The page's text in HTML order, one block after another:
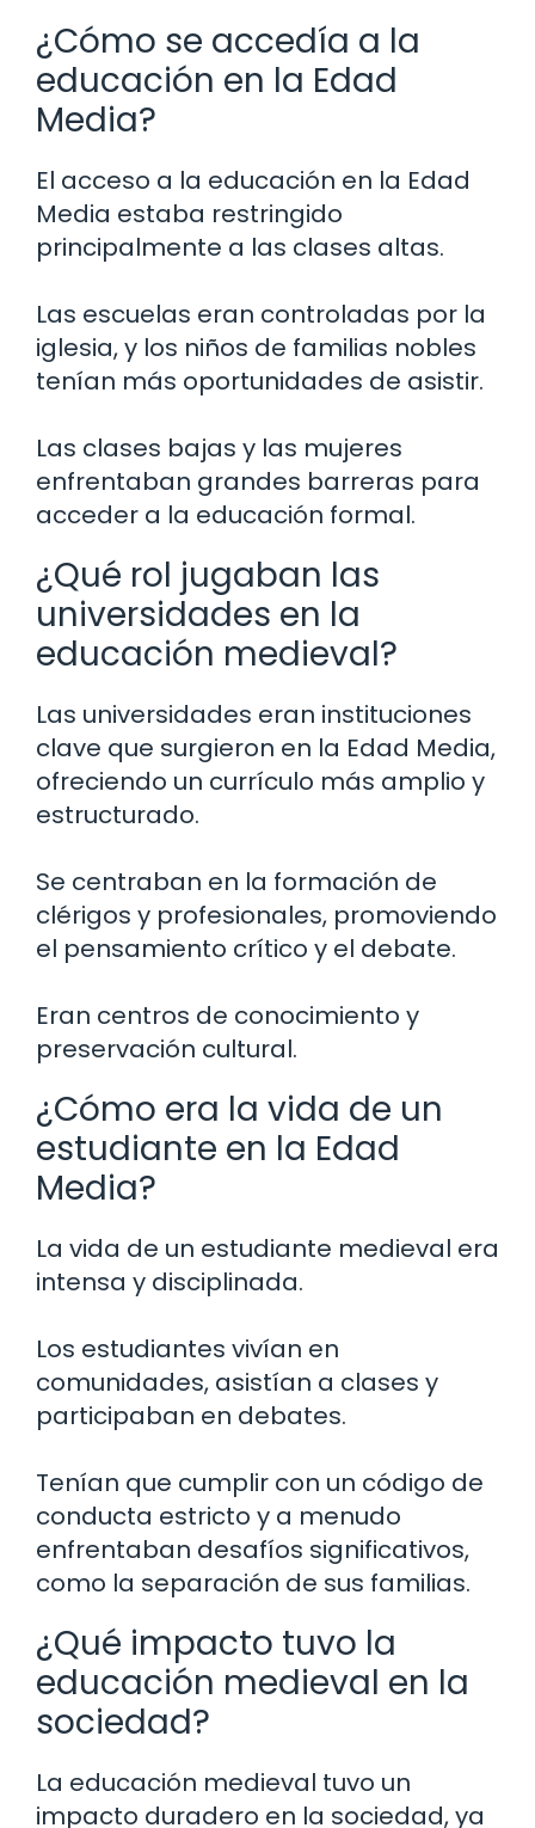
¿Cómo se accedía a la
educación en la Edad
Media?
El acceso a la educación en la Edad
Media estaba restringido
principalmente a las clases altas.
Las escuelas eran controladas por la
iglesia, y los niños de familias nobles
tenían más oportunidades de asistir.
Las clases bajas y las mujeres
enfrentaban grandes barreras para
acceder a la educación formal.
¿Qué rol jugaban las
universidades en la
educación medieval?
Las universidades eran instituciones
clave que surgieron en la Edad Media,
ofreciendo un currículo más amplio y
estructurado.
Se centraban en la formación de
clérigos y profesionales, promoviendo
el pensamiento crítico y el debate.
Eran centros de conocimiento y
preservación cultural.
¿Cómo era la vida de un
estudiante en la Edad
Media?
La vida de un estudiante medieval era
intensa y disciplinada.
Los estudiantes vivían en
comunidades, asistían a clases y
participaban en debates.
Tenían que cumplir con un código de
conducta estricto y a menudo
enfrentaban desafíos significativos,
como la separación de sus familias.
¿Qué impacto tuvo la
educación medieval en la
sociedad?
La educación medieval tuvo un
impacto duradero en la sociedad, ya